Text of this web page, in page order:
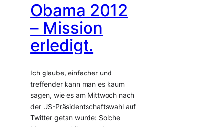
Obama 2012
– Mission
erledigt.
Ich glaube, einfacher und
treffender kann man es kaum
sagen, wie es am Mittwoch nach
der US-Präsidentschaftswahl auf
Twitter getan wurde: Solche